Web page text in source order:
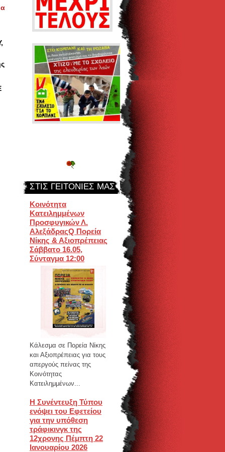
ΣΤΙΣ ΓΕΙΤΟΝΙΈΣ ΜΑΣ
Κοινότητα
Κατειλημμένων
Προσφυγικών Λ.
ΑλεξάδραςQ Πορεία
Νίκης & Αξιοπρέπειας
Σάββατο 16.05,
Σύνταγμα 12:00
Κάλεσμα σε Πορεία Νίκης
και Αξιοπρέπειας για τους
απεργούς πείνας της
Κοινότητας
Κατειλημμένων...
H Συνέντευξη Τύπου
ενόψει του Εφετείου
για την υπόθεση
τράφικινγκ της
12χρονης Πέμπτη 22
Ιανουαρίου 2026